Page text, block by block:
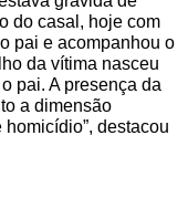
do casal, hoje com
pai e acompanhou o
da vítima nasceu
pai. A presença da
a dimensão
destacou